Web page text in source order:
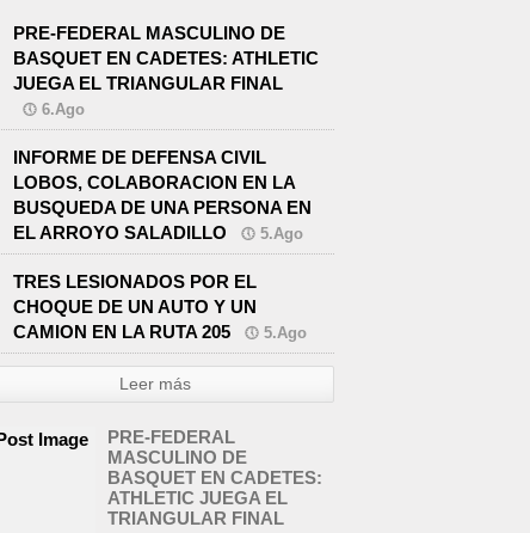
PRE-FEDERAL MASCULINO DE
BASQUET EN CADETES: ATHLETIC
JUEGA EL TRIANGULAR FINAL
6.Ago
INFORME DE DEFENSA CIVIL
LOBOS, COLABORACION EN LA
BUSQUEDA DE UNA PERSONA EN
EL ARROYO SALADILLO
5.Ago
TRES LESIONADOS POR EL
CHOQUE DE UN AUTO Y UN
CAMION EN LA RUTA 205
5.Ago
Leer más
PRE-FEDERAL
MASCULINO DE
BASQUET EN CADETES:
ATHLETIC JUEGA EL
TRIANGULAR FINAL